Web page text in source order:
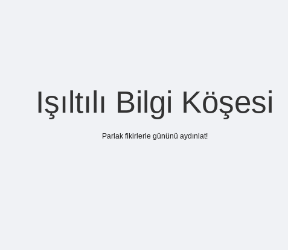
Işıltılı Bilgi Köşesi
Parlak fikirlerle gününü aydınlat!